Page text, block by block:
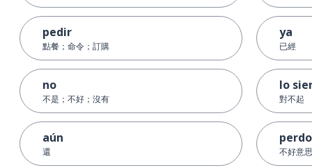
pedir
點餐；命令；訂購
no
不是；不好；沒有
aún
還
ya
已經
lo
對不起
不好意